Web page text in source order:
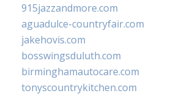
915jazzandmore.com
aguadulce-countryfair.com
jakehovis.com
bosswingsduluth.com
birminghamautocare.com
tonyscountrykitchen.com